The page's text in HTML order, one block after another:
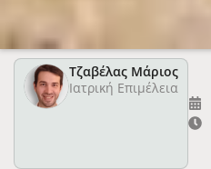
Τζαβέλας Μάριος
Ιατρική Επιμέλεια